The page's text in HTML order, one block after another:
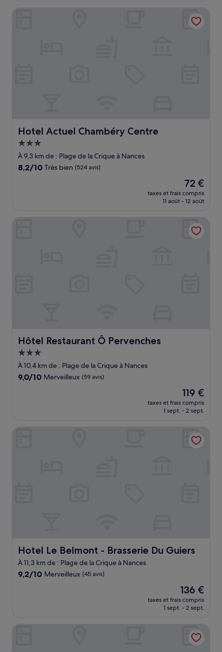
de
302 €
Hotel Actuel Chambéry Centre
Hotel Actuel Chambéry Centre
Hébergement
3.0 étoiles
À 9,3 km de : Plage de la Crique à Nances
8.2
8,2/10 Très bien (524 avis)
Le
nouveau
prix
de
72 €
72 €
taxes et frais compris
11 août - 12 août
Hôtel Restaurant Ô Pervenches
Hôtel Restaurant Ô Pervenches
Hébergement
3.0 étoiles
À 10,4 km de : Plage de la Crique à Nances
9.0
9,0/10 Merveilleux (59 avis)
Le
nouveau
prix
de
119 €
119 €
taxes et frais compris
1 sept. - 2 sept.
Hotel Le Belmont - Brasserie Du Guiers
Hotel Le Belmont - Brasserie Du Guiers
À 11,3 km de : Plage de la Crique à Nances
9.2
9,2/10 Merveilleux (45 avis)
Le
nouveau
prix
de
136 €
136 €
taxes et frais compris
1 sept. - 2 sept.